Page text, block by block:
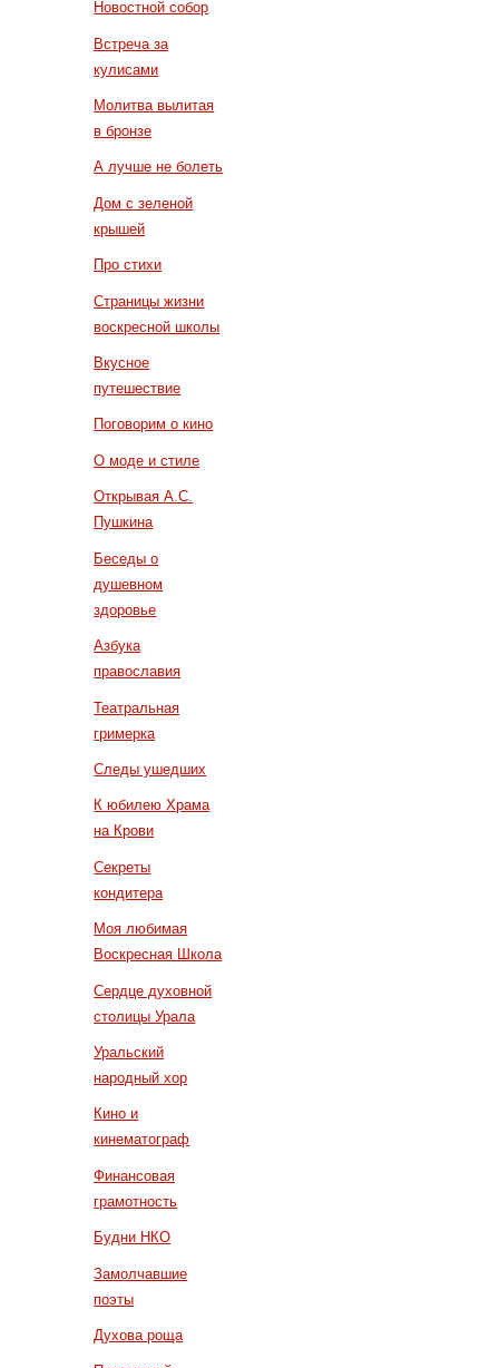
Новостной собор
Встреча за
кулисами
Молитва вылитая
в бронзе
А лучше не болеть
Дом с зеленой
крышей
Про стихи
Страницы жизни
воскресной школы
Вкусное
путешествие
Поговорим о кино
О моде и стиле
Открывая А.С.
Пушкина
Беседы о
душевном
здоровье
Азбука
православия
Театральная
гримерка
Следы ушедших
К юбилею Храма
на Крови
Секреты
кондитера
Моя любимая
Воскресная Школа
Сердце духовной
столицы Урала
Уральский
народный хор
Кино и
кинематограф
Финансовая
грамотность
Будни НКО
Замолчавшие
поэты
Духова роща